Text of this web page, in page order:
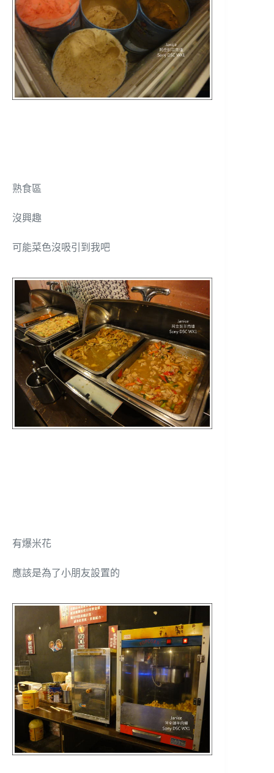
熟食區
沒興趣
可能菜色沒吸引到我吧
有爆米花
應該是為了小朋友設置的